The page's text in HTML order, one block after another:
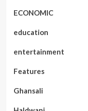
ECONOMIC
education
entertainment
Features
Ghansali